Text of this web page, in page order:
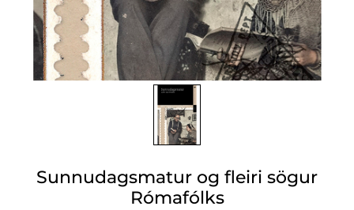
Sunnudagsmatur og fleiri sögur
Rómafólks